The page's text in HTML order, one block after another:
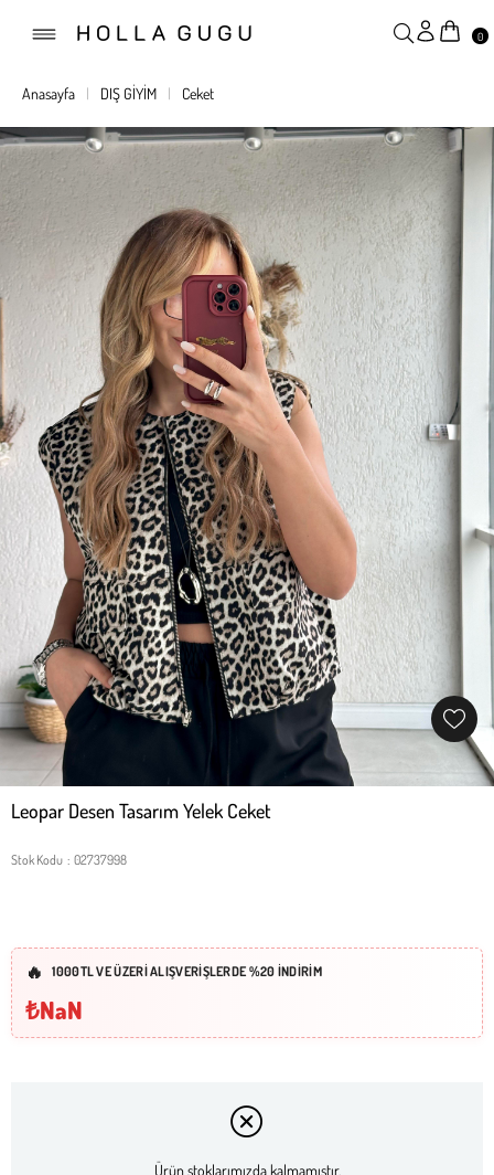
0
Anasayfa DIŞ GİYİM Ceket
Leopar Desen Tasarım Yelek Ceket
Stok Kodu 02737998
1000TL VE ÜZERİ ALIŞVERİŞLERDE %20 İNDİRİM
₺NaN
Ürün stoklarımızda kalmamıştır.